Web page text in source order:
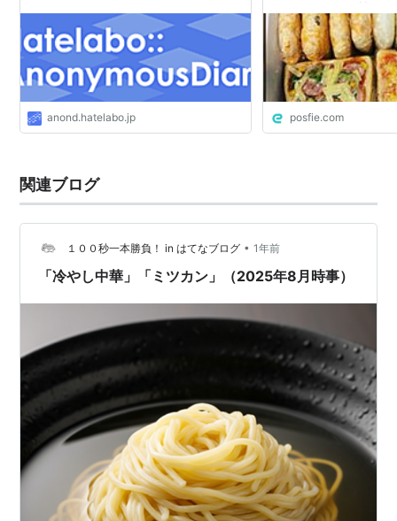
anond.hatelabo.jp
だ！！」
posfie.com
関連ブログ
１００秒一本勝負！ in はてなブログ • 1年前
「冷やし中華」「ミツカン」（2025年8月時事）